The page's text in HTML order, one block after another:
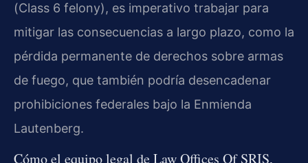
(Class 6 felony), es imperativo trabajar para
mitigar las consecuencias a largo plazo, como la
pérdida permanente de derechos sobre armas
de fuego, que también podría desencadenar
prohibiciones federales bajo la Enmienda
Lautenberg.
Cómo el equipo legal de Law Offices Of SRIS,